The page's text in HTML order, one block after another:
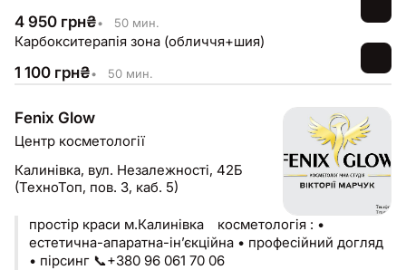
4 950 грн₴• 50 мин.
Карбокситерапія зона (обличчя+шия)
1 100 грн₴• 50 мин.
Fenix Glow
Центр косметології
Калинівка, вул. Незалежності, 42Б
(ТехноТоп, пов. 3, каб. 5)
простір краси м.Калинівка ⠀косметологія : •
естетична-апаратна-інʼєкційна • професійний догляд
• пірсинг 📞+380 96 061 70 06